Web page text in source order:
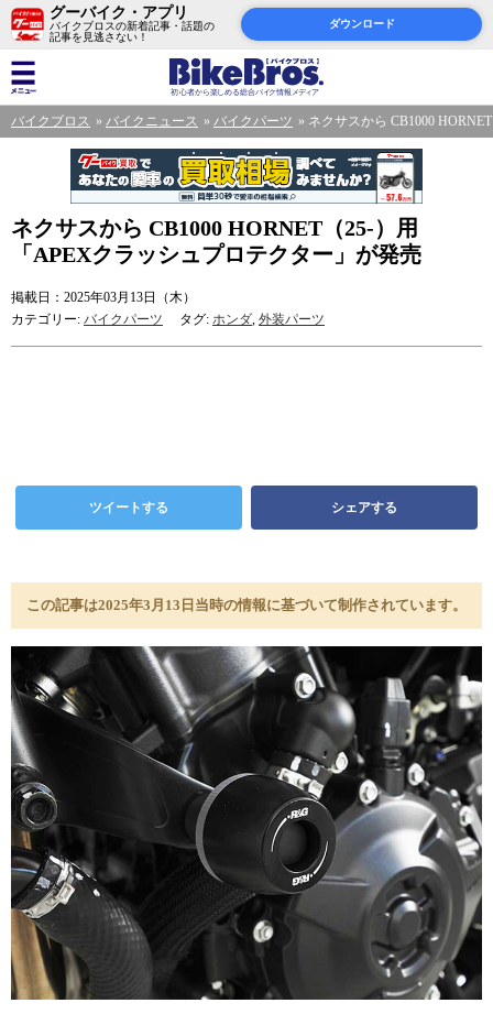
グーバイク・アプリ
バイクブロスの新着記事・話題の
記事を見逃さない！
ダウンロード
バイクブロス バイクニュース バイクパーツ ネクサスから CB1000
ネクサスから CB1000 HORNET（25-）用
「APEXクラッシュプロテクター」が発売
掲載日：2025年03月13日（木）
カテゴリー: バイクパーツ タグ: ホンダ, 外装パーツ
ツイートする シェアする
この記事は2025年3月13日当時の情報に基づいて制作されています。